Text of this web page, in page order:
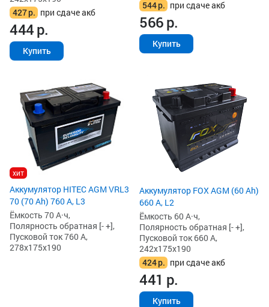
427р. при сдаче акб
444р.
Купить
544р. при сдаче акб
566р.
Купить
хит
Аккумулятор HITEC AGM VRL3
70 (70 Ah) 760 А, L3
Ёмкость 70 А·ч,
Полярность обратная [- +],
Пусковой ток 760 А,
278x175x190
Аккумулятор FOX AGM (60 Ah)
660 А, L2
Ёмкость 60 А·ч,
Полярность обратная [- +],
Пусковой ток 660 А,
242x175x190
424р. при сдаче акб
441 р.
Купить